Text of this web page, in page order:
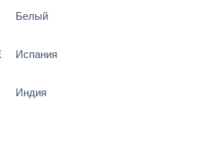
Белый
Испания
Индия